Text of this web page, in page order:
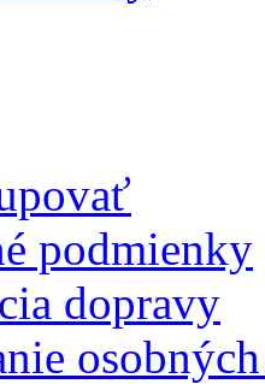
podmienky
dopravy